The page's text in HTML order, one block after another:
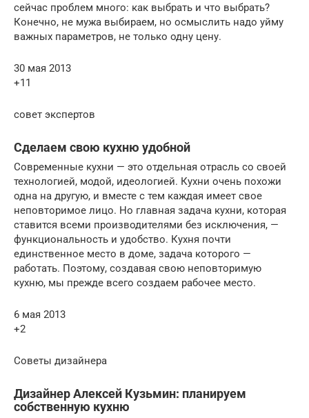
сейчас проблем много: как выбрать и что выбрать?
Конечно, не мужа выбираем, но осмыслить надо уйму
важных параметров, не только одну цену.
30 мая 2013
+11
совет экспертов
Сделаем свою кухню удобной
Современные кухни — это отдельная отрасль со своей
технологией, модой, идеологией. Кухни очень похожи
одна на другую, и вместе с тем каждая имеет свое
неповторимое лицо. Но главная задача кухни, которая
ставится всеми производителями без исключения, —
функциональность и удобство. Кухня почти
единственное место в доме, задача которого —
работать. Поэтому, создавая свою неповторимую
кухню, мы прежде всего создаем рабочее место.
6 мая 2013
+2
Советы дизайнера
Дизайнер Алексей Кузьмин: планируем
собственную кухню